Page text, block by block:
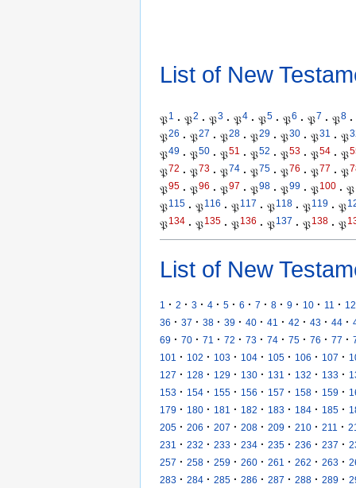
List of New
𝔓1 · 𝔓2 · 𝔓3 · 𝔓4 · 𝔓5 · 𝔓6 · 𝔓7 · 𝔓8 ·
𝔓26 · 𝔓27 · 𝔓28 · 𝔓29 · 𝔓30 · 𝔓31 · 𝔓
𝔓49 · 𝔓50 · 𝔓51 · 𝔓52 · 𝔓53 · 𝔓54 · 𝔓
𝔓72 · 𝔓73 · 𝔓74 · 𝔓75 · 𝔓76 · 𝔓77 · 𝔓
𝔓95 · 𝔓96 · 𝔓97 · 𝔓98 · 𝔓99 · 𝔓100 · 𝔓
𝔓115 · 𝔓116 · 𝔓117 · 𝔓118 · 𝔓119 · 𝔓
𝔓134 · 𝔓135 · 𝔓136 · 𝔓137 · 𝔓138 · 𝔓
List of New
1 · 2 · 3 · 4 · 5 · 6 · 7 · 8 · 9 · 10 · 11 · 12
36 · 37 · 38 · 39 · 40 · 41 · 42 · 43 · 44 ·
69 · 70 · 71 · 72 · 73 · 74 · 75 · 76 · 77 ·
101
· 102 · 103 · 104 · 105 · 106 · 107 ·
127 · 128 · 129 · 130 · 131 · 132 · 133 ·
153 · 154 · 155 · 156 · 157 · 158 · 159 ·
179 · 180 · 181 · 182 · 183 · 184 · 185 ·
205 · 206 · 207 · 208 · 209 · 210 · 211 ·
231
· 232 · 233 · 234 · 235 · 236 · 237 ·
257 · 258 · 259 · 260 · 261 · 262 · 263 ·
283 · 284 · 285 · 286 · 287 · 288 · 289 ·